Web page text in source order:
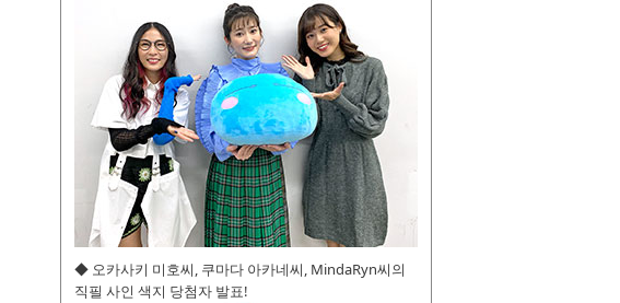
◆ 오카사키 미호씨, 쿠마다 아카네씨, MindaRyn씨의
직필 사인 색지 당첨자 발표!